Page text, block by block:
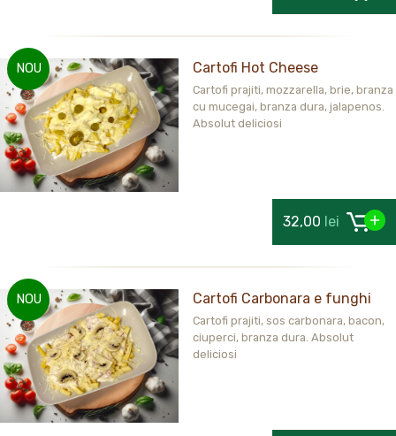
NOU Cartofi Hot Cheese
Cartofi prajiti, mozzarella, brie, branza
cu mucegai, branza dura, jalapenos.
Absolut deliciosi
32,00 lei
NOU Cartofi Carbonara e funghi
Cartofi prajiti, sos carbonara, bacon,
ciuperci, branza dura. Absolut
deliciosi